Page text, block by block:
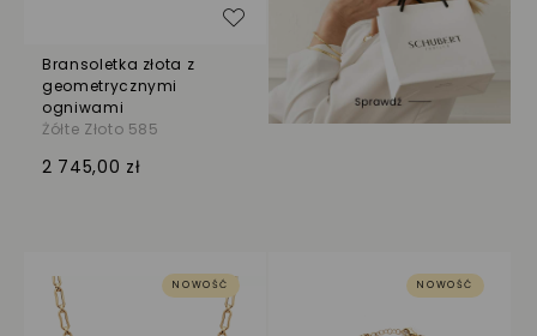
Bransoletka złota z
geometrycznymi
ogniwami
Żółte Złoto 585
2 745,00 zł
Dodaj do listy życzeń
NOWOŚĆ NOWOŚĆ